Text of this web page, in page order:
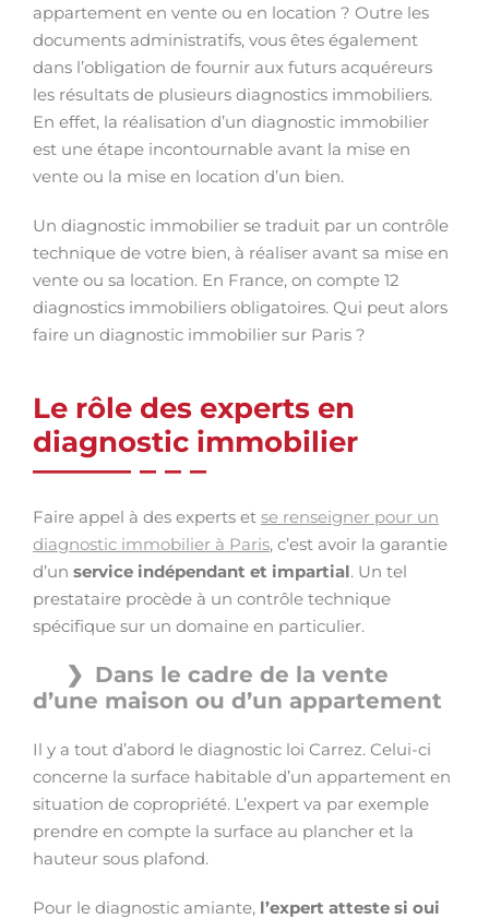
appartement en vente ou en location ? Outre les
documents administratifs, vous êtes également
dans l’obligation de fournir aux futurs acquéreurs
les résultats de plusieurs diagnostics immobiliers.
En effet, la réalisation d’un diagnostic immobilier
est une étape incontournable avant la mise en
vente ou la mise en location d’un bien.
Un diagnostic immobilier se traduit par un contrôle
technique de votre bien, à réaliser avant sa mise en
vente ou sa location. En France, on compte 12
diagnostics immobiliers obligatoires. Qui peut alors
faire un diagnostic immobilier sur Paris ?
Le rôle des experts en
diagnostic immobilier
Faire appel à des experts et se renseigner pour un
diagnostic immobilier à Paris, c’est avoir la garantie
d’un service indépendant et impartial. Un tel
prestataire procède à un contrôle technique
spécifique sur un domaine en particulier.
Dans le cadre de la vente
d’une maison ou d’un appartement
Il y a tout d’abord le diagnostic loi Carrez. Celui-ci
concerne la surface habitable d’un appartement en
situation de copropriété. L’expert va par exemple
prendre en compte la surface au plancher et la
hauteur sous plafond.
Pour le diagnostic amiante, l’expert atteste si oui